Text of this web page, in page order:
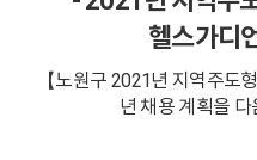
헬스가디
【노원구 2021년 지역주도
년 채용 계획을